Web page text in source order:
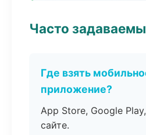
Часто
Где взять
приложение?
App Store, Google
сайте.